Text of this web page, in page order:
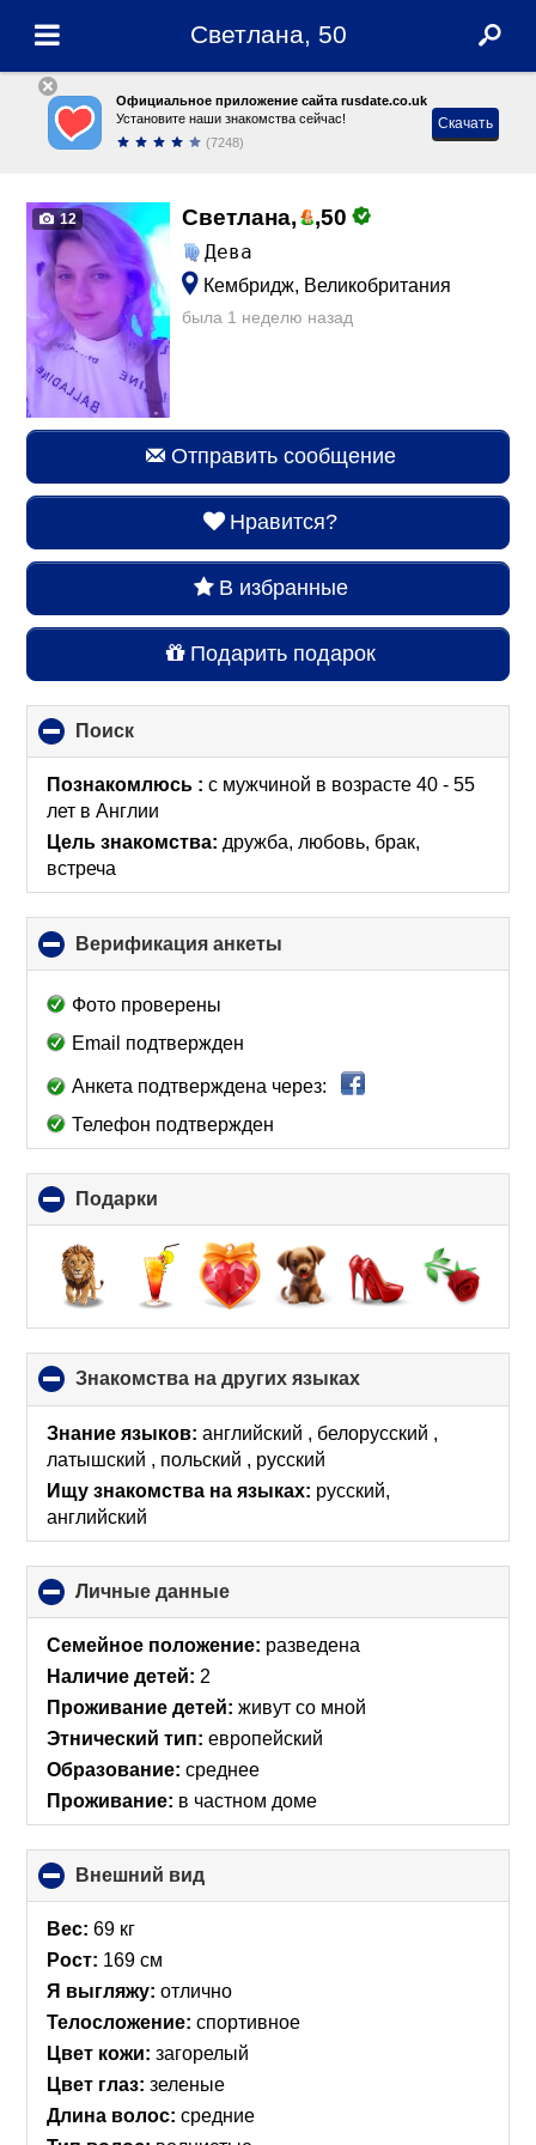
Светлана, 50
Официальное приложение сайта rusdate.co.uk
Установите наши знакомства сейчас!
(7248)
Скачать
12 Светлана, ,50
Дева
Кембридж, Великобритания
была 1 неделю назад
Отправить сообщение
Нравится?
В избранные
Подарить подарок
Поиск
to
collapse
contents
Познакомлюсь :с мужчиной в возрасте 40 - 55
лет в Англии
Цель знакомства: дружба, любовь, брак,
встреча
Верификация анкеты
to
Фото проверены
Email подтвержден
Анкета подтверждена через:
Телефон подтвержден
Подарки
to
collapse
contents
Знакомства на других языках
to
collapse
contents
Знание языков: английский , белорусский ,
латышский , польский , русский
Ищу знакомства на языках: русский,
английский
Личные данные
to
collapse
Семейное положение: разведена
Наличие детей: 2
Проживание детей: живут со мной
Этнический тип: европейский
Образование: среднее
Проживание: в частном доме
Внешний вид
to
Вес: 69 кг
Рост: 169 см
Я выгляжу: отлично
Телосложение: спортивное
Цвет кожи: загорелый
Цвет глаз: зеленые
Длина волос: средние